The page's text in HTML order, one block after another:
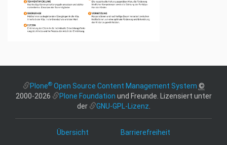
Plone®Open Source Content Management System ©
2000-2026
Plone Foundation und Freunde. Lizensiert unter
der
GNU-GPL-Lizenz.
Übersicht Barrierefreiheit